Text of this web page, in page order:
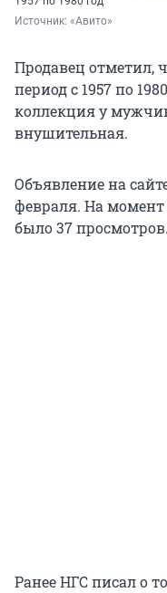
Источник: «Авито»
Продавец отметил,
период с 1957 по
коллекция у
внушительная.
Объявление на
февраля. На
было 37 просмотров.
Ранее НГС писал о